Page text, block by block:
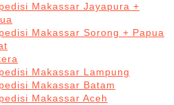
Makassar Jayapura +
Makassar Sorong + Papua
Makassar Lampung
Makassar Batam
Makassar Aceh